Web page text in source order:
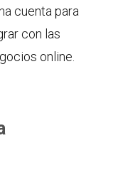
cuenta para
con las
online.